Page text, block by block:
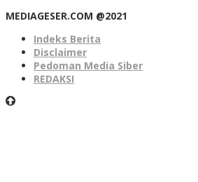
MEDIAGESER.COM @2021
Indeks Berita
Disclaimer
Pedoman Media Siber
REDAKSI